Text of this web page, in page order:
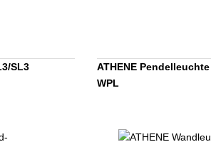
SL3
ATHENE
WPL